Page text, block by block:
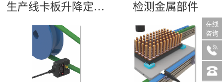
生产线卡板升降定位检测 检测金属部件
在线
咨询